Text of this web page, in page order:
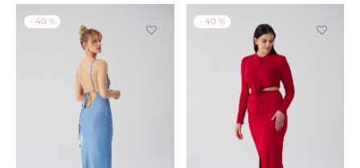
- 40 % - 40 %